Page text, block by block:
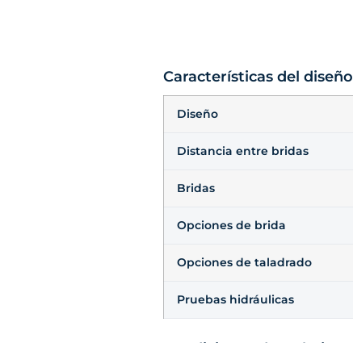
Características del diseño
Diseño
Distancia entre bridas
Bridas
Opciones de brida
Opciones de taladrado
Pruebas hidráulicas